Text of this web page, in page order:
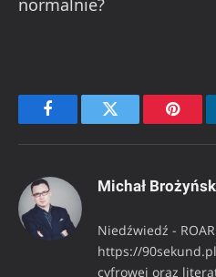
normalnie?
FacebookTwitter
Michał
Niedźwiedź -
https://
cyfrowej oraz